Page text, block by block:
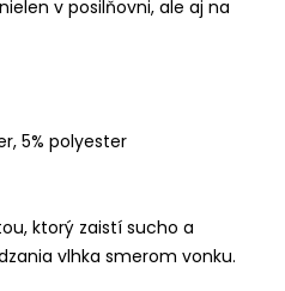
v posilňovni, ale aj na
5% polyester
ktorý zaistí sucho a
vlhka smerom vonku.